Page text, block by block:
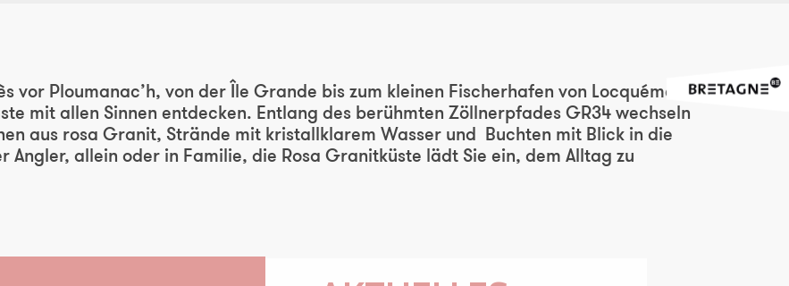
vor Ploumanac’h, von der Île Grande bis zum kleinen Fischerhafen von Locquémeau,
mit allen Sinnen entdecken. Entlang des berühmten Zöllnerpfades GR34 wechseln
aus rosa Granit, Strände mit kristallklarem Wasser und Buchten mit Blick in die
Angler, allein oder in Familie, die Rosa Granitküste lädt Sie ein, dem Alltag zu